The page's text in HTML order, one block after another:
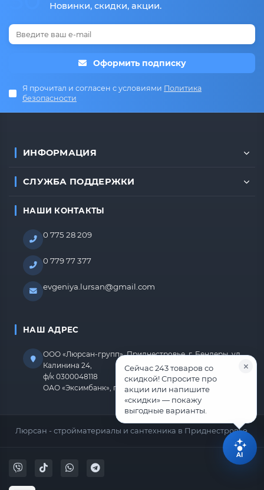
Новинки, скидки, акции.
Оформить подписку
Я прочитал и согласен с условиями Политика
безопасности
ИНФОРМАЦИЯ
СЛУЖБА ПОДДЕРЖКИ
НАШИ КОНТАКТЫ
0 775 28 209
0 779 77 377
evgeniya.lursan@gmail.com
НАШ АДРЕС
ООО «Люрсан-групп», Приднестровье, г. Бендеры, ул.
Калинина 24,
ф/к 0300048118
ОАО «Эксимбанк», г.Бендеры, р/с 2212670000000818
Люрсан - стройматериалы и сантехника в Приднестровье.
Сейчас 243 товаров со
скидкой! Спросите про
акции или напишите
«скидки» — покажу
выгодные варианты.
AI